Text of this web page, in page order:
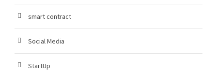
smart contract
Social Media
StartUp